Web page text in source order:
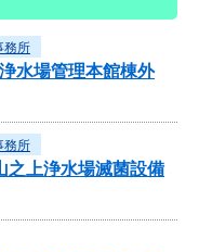
務所
水場管理本館棟外
務所
之上浄水場滅菌設備